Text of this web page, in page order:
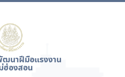
นาฝีมือแรงงาน
ฮ่องสอน